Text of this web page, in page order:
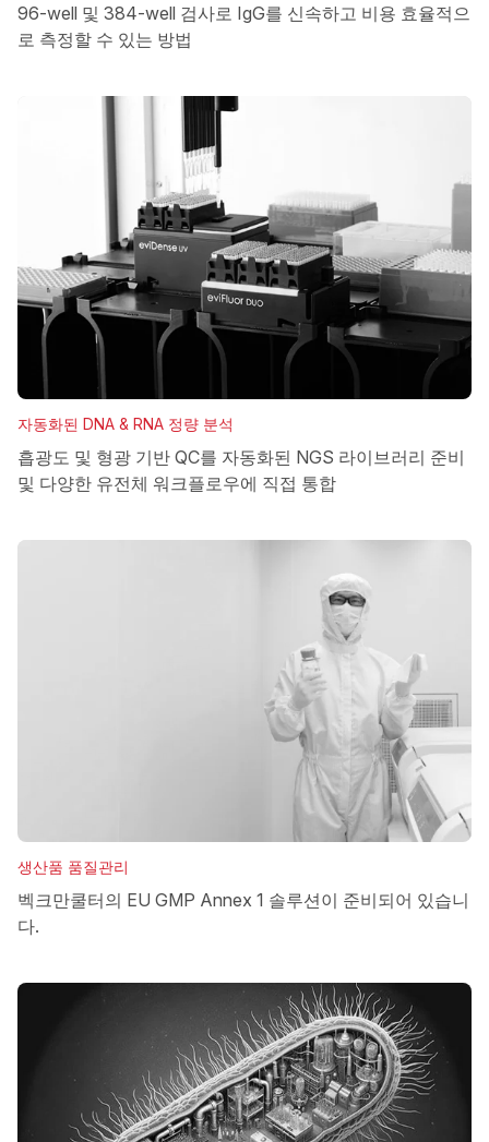
96-well 및 384-well 검사로 IgG를 신속하고 비용 효율적으
로 측정할 수 있는 방법
자동화된 DNA & RNA 정량 분석
흡광도 및 형광 기반 QC를 자동화된 NGS 라이브러리 준비
및 다양한 유전체 워크플로우에 직접 통합
생산품 품질관리
벡크만쿨터의 EU GMP Annex 1 솔루션이 준비되어 있습니
다.